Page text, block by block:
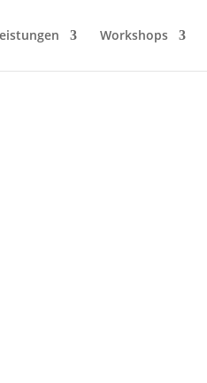
Workshops